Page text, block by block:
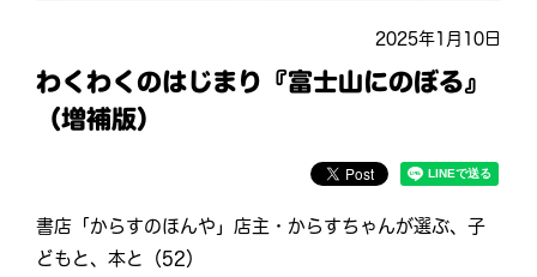
2025年1月10日
わくわくのはじまり『富士山にのぼる』
（増補版）
書店「からすのほんや」店主・からすちゃんが選ぶ、子
どもと、本と（52）